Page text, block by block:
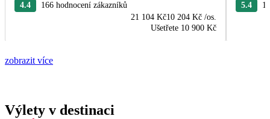
4.4
166 hodnocení zákazníků
21 104 Kč10 204 Kč /os.
Ušetřete 10 900 Kč
5.4
zobrazit více
Výlety v destinaci